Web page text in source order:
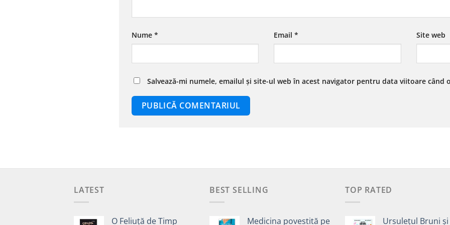
Nume * Email* Site web
Salvează-mi numele, emailul și site-ul web în acest navigator pentru data viitoare când
LATEST
O Feliuță de Timp
BEST SELLING
Medicina povestită pe
TOP RATED
Ursulețul Bruni și